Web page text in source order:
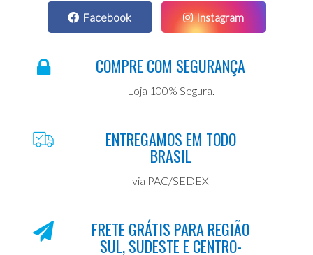
Facebook Instagram
COMPRE COM SEGURANÇA
Loja 100% Segura.
ENTREGAMOS EM TODO
BRASIL
via PAC/SEDEX
FRETE GRÁTIS PARA REGIÃO
SUL, SUDESTE E CENTRO-